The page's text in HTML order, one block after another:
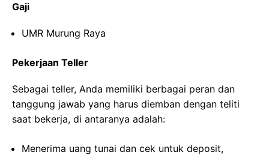
Gaji
UMR Murung Raya
Pekerjaan Teller
Sebagai teller, Anda memiliki berbagai peran dan
tanggung jawab yang harus diemban dengan teliti
saat bekerja, di antaranya adalah:
Menerima uang tunai dan cek untuk deposit,